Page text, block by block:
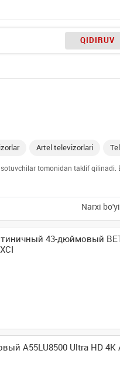
QIDIRUV
Artel televizorlari
tomonidan taklif
Narxi
43-дюймовый
A55LU8500 Ultra HD 4K